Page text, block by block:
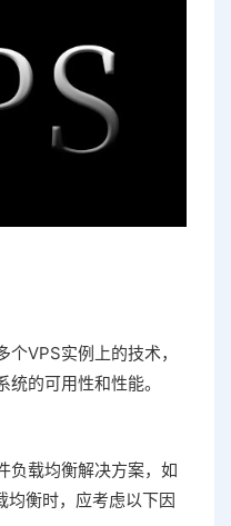
VPS实例上的技术，
的可用性和性能。
负载均衡解决方案，如
衡时，应考虑以下因